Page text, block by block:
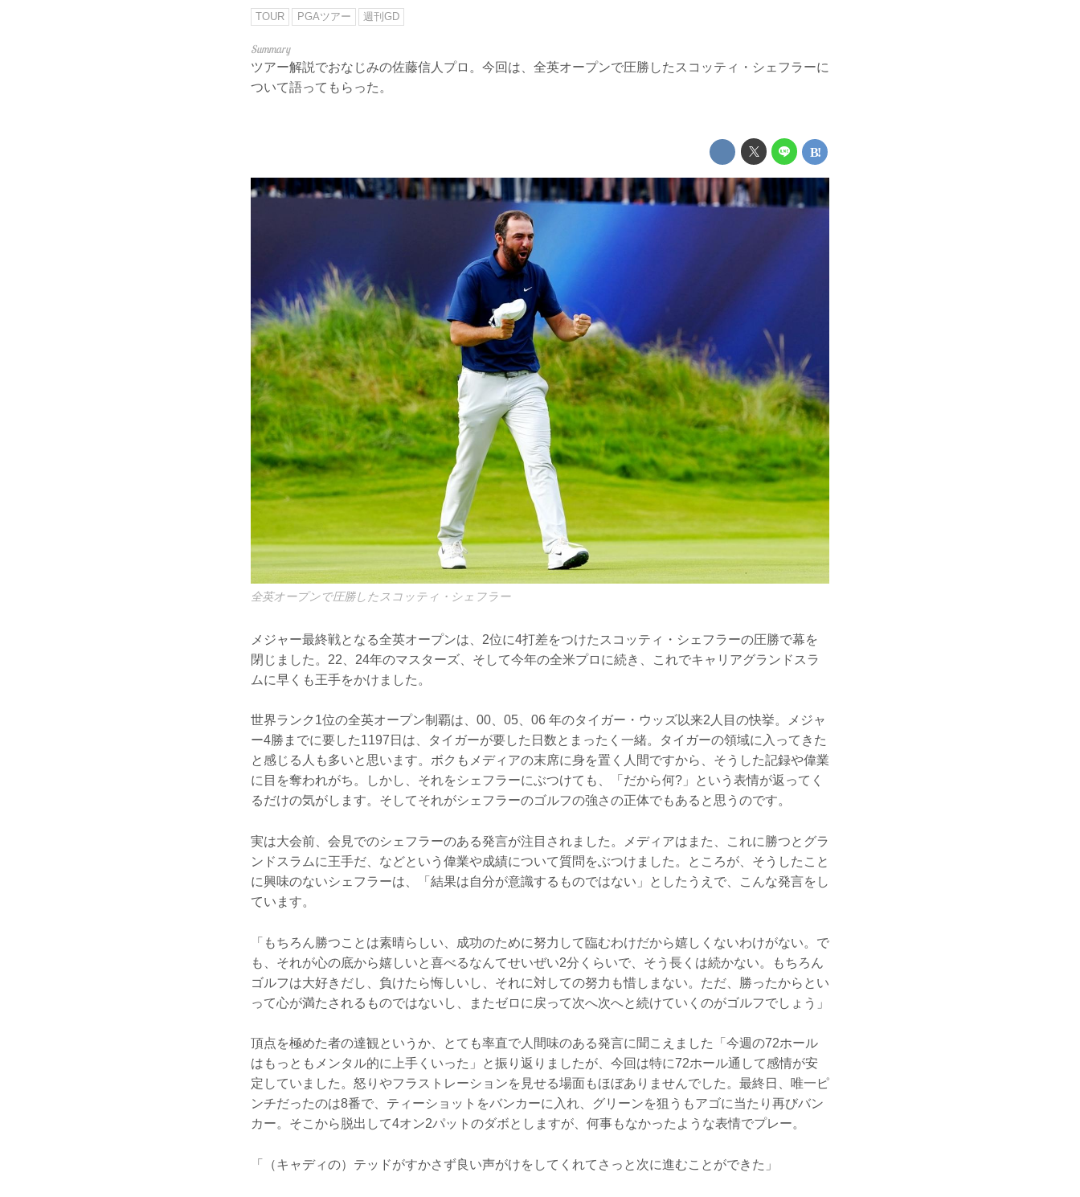
TOUR PGAツアー 週刊GD
ツアー解説でおなじみの佐藤信人プロ。今回は、全英オープンで圧勝したスコッティ・シェフラーに
ついて語ってもらった。
全英オープンで圧勝したスコッティ・シェフラー
メジャー最終戦となる全英オープンは、2位に4打差をつけたスコッティ・シェフラーの圧勝で幕を
閉じました。22、24年のマスターズ、そして今年の全米プロに続き、これでキャリアグランドスラ
ムに早くも王手をかけました。
世界ランク1位の全英オープン制覇は、00、05、06 年のタイガー・ウッズ以来2人目の快挙。メジャ
ー4勝までに要した1197日は、タイガーが要した日数とまったく一緒。タイガーの領域に入ってきた
と感じる人も多いと思います。ボクもメディアの末席に身を置く人間ですから、そうした記録や偉業
に目を奪われがち。しかし、それをシェフラーにぶつけても、「だから何?」という表情が返ってく
るだけの気がします。そしてそれがシェフラーのゴルフの強さの正体でもあると思うのです。
実は大会前、会見でのシェフラーのある発言が注目されました。メディアはまた、これに勝つとグラ
ンドスラムに王手だ、などという偉業や成績について質問をぶつけました。ところが、そうしたこと
に興味のないシェフラーは、「結果は自分が意識するものではない」としたうえで、こんな発言をし
ています。
「もちろん勝つことは素晴らしい、成功のために努力して臨むわけだから嬉しくないわけがない。で
も、それが心の底から嬉しいと喜べるなんてせいぜい2分くらいで、そう長くは続かない。もちろん
ゴルフは大好きだし、負けたら悔しいし、それに対しての努力も惜しまない。ただ、勝ったからとい
って心が満たされるものではないし、またゼロに戻って次へ次へと続けていくのがゴルフでしょう」
頂点を極めた者の達観というか、とても率直で人間味のある発言に聞こえました「今週の72ホール
はもっともメンタル的に上手くいった」と振り返りましたが、今回は特に72ホール通して感情が安
定していました。怒りやフラストレーションを見せる場面もほぼありませんでした。最終日、唯一ピ
ンチだったのは8番で、ティーショットをバンカーに入れ、グリーンを狙うもアゴに当たり再びバン
カー。そこから脱出して4オン2パットのダボとしますが、何事もなかったような表情でプレー。
「（キャディの）テッドがすかさず良い声がけをしてくれてさっと次に進むことができた」